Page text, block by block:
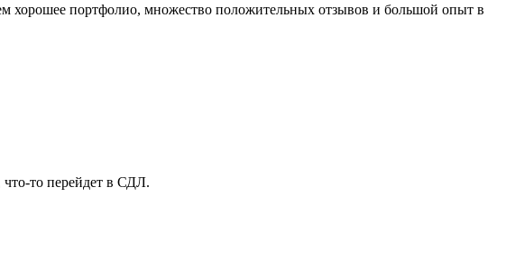
хорошее портфолио, множество положительных отзывов и большой опыт в
что-то перейдет в СДЛ.